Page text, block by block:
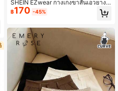
SHEIN EZwear กางเกงขาสั้นเอวยางยื
ดทอสำหรับผู้หญิงไซส์ใหญ่, สีเหลืองอ่อ
น, สไตล์สปอร์ต
฿170 -45%